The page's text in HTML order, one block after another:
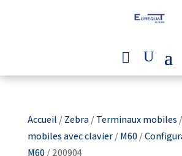
Accueil /Zebra/Terminaux mobiles /
mobiles avec clavier/M60/
M60/ 200904